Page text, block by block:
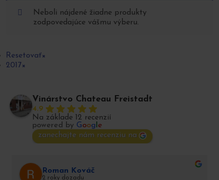
Neboli nájdené žiadne produkty
zodpovedajúce vášmu výberu.
Resetovať×
2017×
Vinárstvo Chateau Freistadt
4.9
Na základe 12 recenzií
powered by Goog e
zanechajte nám recenziu na
Roman Kováč
2 roky dozadu